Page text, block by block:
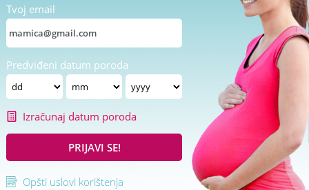
Tvoj email
Predviđeni datum poroda
Izračunaj datum poroda
PRIJAVI SE!
Opšti uslovi korištenja